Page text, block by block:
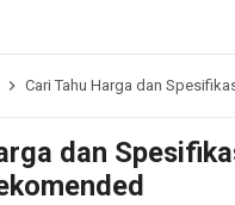
Cari Tahu Harga dan Spesifikasi Oppo
dan